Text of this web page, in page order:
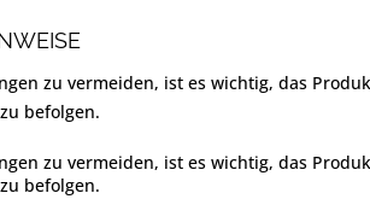
zu vermeiden, ist es wichtig, das
befolgen.
zu vermeiden, ist es wichtig, das
befolgen.